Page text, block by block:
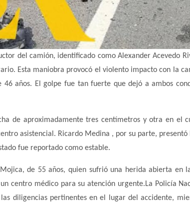
del camión, identificado como Alexander Acevedo
Esta maniobra provocó el violento impacto con la
años. El golpe fue tan fuerte que dejó a ambos
de aproximadamente tres centímetros y otra en el
asistencial. Ricardo Medina , por su parte, presentó
fue reportado como estable.
de 55 años, quien sufrió una herida abierta en
centro médico para su atención urgente.La Policía
diligencias pertinentes en el lugar del accidente,